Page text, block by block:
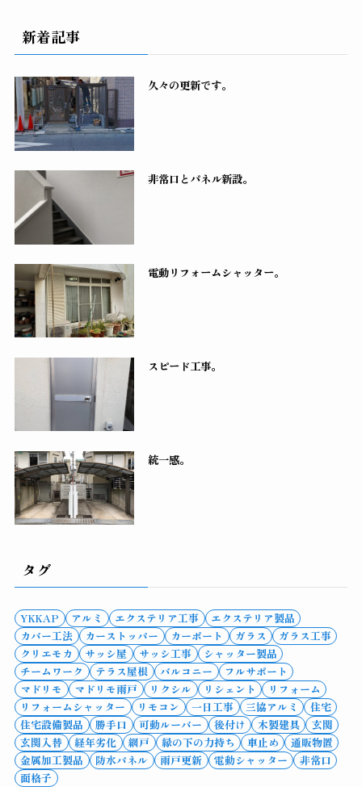
新着記事
久々の更新です。
非常口とパネル新設。
電動リフォームシャッター。
スピード工事。
統一感。
タグ
YKKAP アルミ エクステリア工事
エクステリア製品
カバー工法
カーストッパー カーポート ガラス
ガラス工事
クリエモカ
サッシ屋 サッシ工事
シャッター製品
チームワーク
テラス屋根 バルコニー
フルサポート
マドリモ
マドリモ雨戸 リクシル リシェント
リフォーム
リフォームシャッター
リモコン 一日工事 三協アルミ
住宅
住宅設備製品
勝手口 可動ルーバー 後付け 木製建具
玄関
玄関入替
経年劣化 網戸 縁の下の力持ち 車止め
通販物置
金属加工製品
防水パネル 雨戸更新 電動シャッター
非常口
面格子